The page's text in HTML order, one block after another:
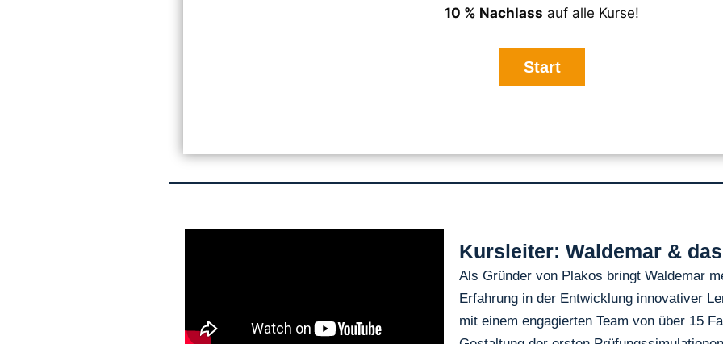
10 % Nachlass auf alle Kurse!
Kursleiter: Waldemar &
Als Gründer von Plakos bringt Waldemar
Erfahrung in der Entwicklung innovativer
mit einem engagierten Team von über 15